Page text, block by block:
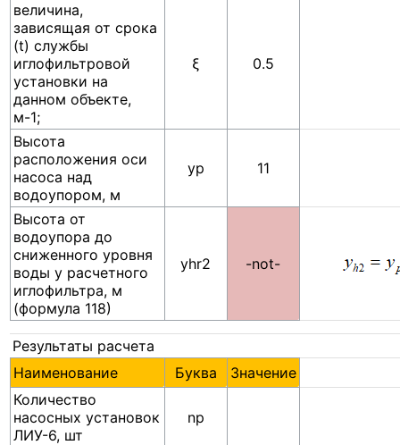
величина,
зависящая от срока
(t) службы
иглофильтровой
установки на
данном объекте,
м-1;
ξ 0.5
Высота
расположения оси
насоса над
водоупором, м
yp 11
Высота от
водоупора до
сниженного уровня
воды у расчетного
иглофильтра, м
(формула 118)
yhr2 -not-
Результаты расчета
Наименование
Буква
Значение
Количество
насосных установок
ЛИУ-6, шт
np